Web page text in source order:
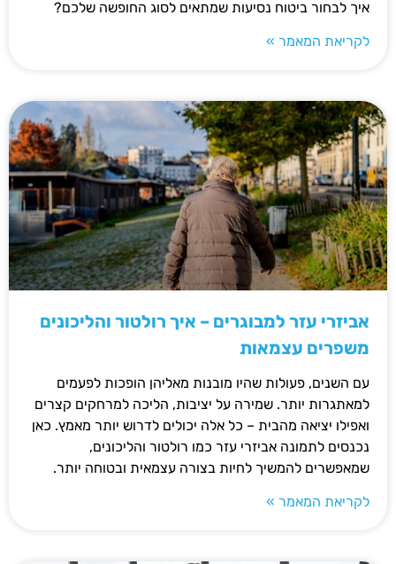
איך לבחור ביטוח נסיעות שמתאים לסוג החופשה שלכם?
לקריאת המאמר »
אביזרי עזר למבוגרים – איך רולטור והליכונים
משפרים עצמאות
עם השנים, פעולות שהיו מובנות מאליהן הופכות לפעמים
למאתגרות יותר. שמירה על יציבות, הליכה למרחקים קצרים
ואפילו יציאה מהבית – כל אלה יכולים לדרוש יותר מאמץ. כאן
נכנסים לתמונה אביזרי עזר כמו רולטור והליכונים,
שמאפשרים להמשיך לחיות בצורה עצמאית ובטוחה יותר.
לקריאת המאמר »